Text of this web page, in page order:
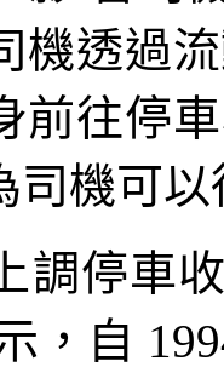
機透過
前往停
司機可
調停車
，自